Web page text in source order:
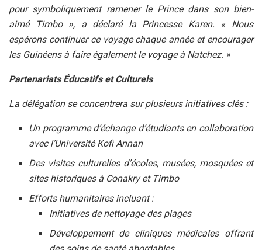
pour symboliquement ramener le Prince dans son bien-
aimé Timbo », a déclaré la Princesse Karen. « Nous
espérons continuer ce voyage chaque année et encourager
les Guinéens à faire également le voyage à Natchez. »
Partenariats Éducatifs et Culturels
La délégation se concentrera sur plusieurs initiatives clés :
Un programme d’échange d’étudiants en collaboration
avec l’Université Kofi Annan
Des visites culturelles d’écoles, musées, mosquées et
sites historiques à Conakry et Timbo
Efforts humanitaires incluant :
Initiatives de nettoyage des plages
Développement de cliniques médicales offrant